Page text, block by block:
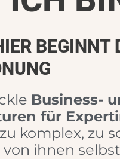
BEGINNT
Business-
für
komplex, zu
ihnen